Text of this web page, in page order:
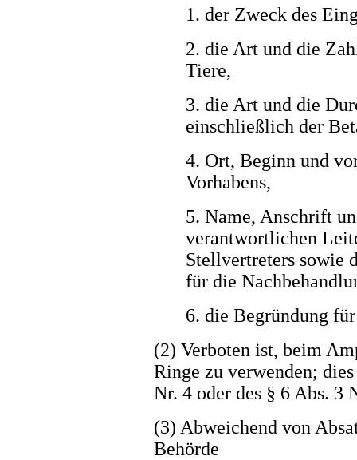
1. der Zweck des
2. die Art und die
Tiere,
3. die Art und die
einschließlich der
4. Ort, Beginn und
Vorhabens,
5. Name, Anschrift
verantwortlichen
Stellvertreters sowie
für die
6. die Begründung
(2) Verboten ist, beim
Ringe zu verwenden;
Nr. 4 oder des § 6 Abs. 3
(3) Abweichend von
Behörde